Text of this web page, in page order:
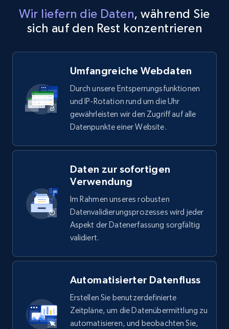
Wir liefern die Daten, während Sie
sich auf den Rest konzentrieren
Umfangreiche Webdaten
Durch unsere Entsperrungsfunktionen
und IP-Rotation rund um die Uhr
gewährleisten wir den Zugriff auf alle
Datenpunkte einer Website.
Daten zur sofortigen
Verwendung
Im Rahmen unseres robusten
Datenvalidierungsprozesses wird jeder
Aspekt der Datenerfassung sorgfältig
validiert.
Automatisierter Datenfluss
Erstellen Sie benutzerdefinierte
Zeitpläne, um die Datenübermittlung zu
automatisieren, und beobachten Sie,